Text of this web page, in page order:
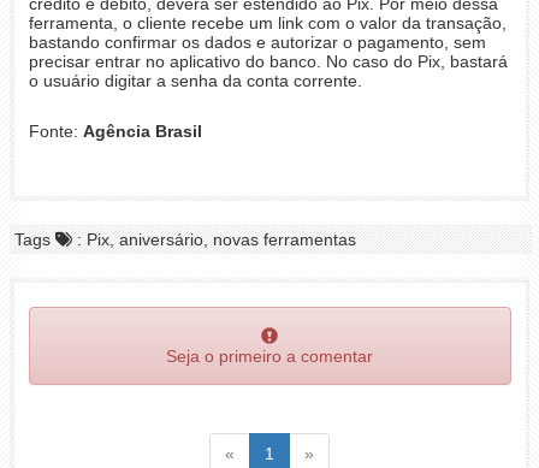
ferramenta, o cliente recebe um link com o valor da transação,
bastando confirmar os dados e autorizar o pagamento, sem
precisar entrar no aplicativo do banco. No caso do Pix, bastará
o usuário digitar a senha da conta corrente.
Fonte: Agência Brasil
Tags : Pix, aniversário, novas ferramentas
Seja o primeiro a comentar
« Voltar1 (atual)
»